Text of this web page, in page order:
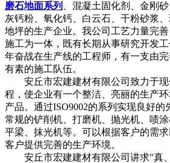
磨石地面系列
、混凝土固化剂、金刚
灰钙粉、氧化钙、白云石、干粉砂浆
地坪的生产企业。我公司工艺力量完善
施工为一体，既有长期从事研究开发
年奋战在生产线的工程师，有一支由
有素的施工队伍。
安丘市宏建建材有限公司致力于现
程，使企业有一个整洁、亮丽的生产
产品。通过ISO9002的系列实现良好
常规的铲削机、打磨机、抛光机、啧
平梁、抹光机等。可以根据客户的需
客户提供完善的生产环境。
安丘市宏建建材有限公司讲求"真